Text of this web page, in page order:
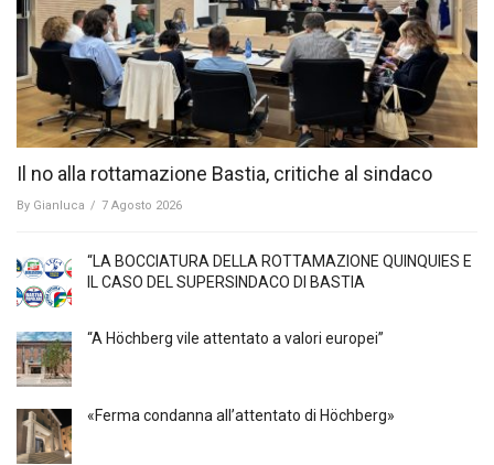
Il no alla rottamazione Bastia, critiche al sindaco
By Gianluca / 7 Agosto 2026
“LA BOCCIATURA DELLA ROTTAMAZIONE QUINQUIES E
IL CASO DEL SUPERSINDACO DI BASTIA
“A Höchberg vile attentato a valori europei”
«Ferma condanna all’attentato di Höchberg»